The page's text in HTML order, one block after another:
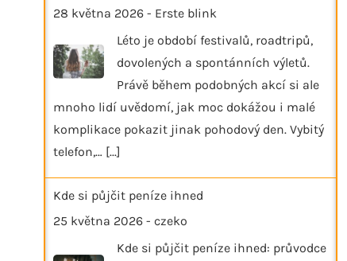
28 května 2026 - Erste blink
Léto je období festivalů, roadtripů,
dovolených a spontánních výletů.
Právě během podobných akcí si ale
mnoho lidí uvědomí, jak moc dokážou i malé
komplikace pokazit jinak pohodový den. Vybitý
telefon,… [...]
Kde si půjčit peníze ihned
25 května 2026 - czeko
Kde si půjčit peníze ihned: průvodce